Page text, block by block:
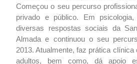
Começou o seu percurso
privado e público. Em
diversas respostas sociais da
Almada e continuou o seu
2013. Atualmente, faz prática
adultos, bem como, dá apoio